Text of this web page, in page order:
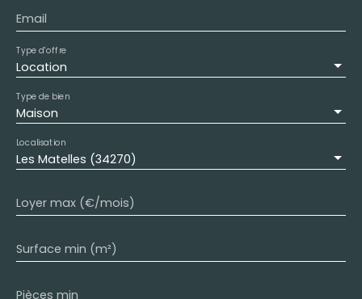
Email
Location
Type d'offre
Maison
Type de bien
Les Matelles (34270)
Localisation
Loyer max (€/mois)
Surface min (m²)
Pièces min